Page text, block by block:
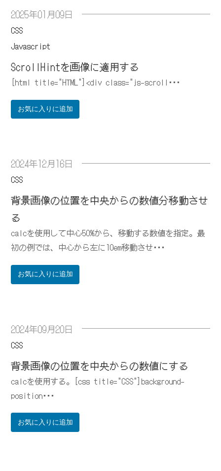
2025年01月09日
CSS
Javascript
ScrollHintを画像に適用する
[html title="HTML"]<div class="js-scroll･･･
お気に入りに追加
2024年12月16日
CSS
背景画像の位置を中央からの数値分移動させ
る
calcを使用して中心50%から、移動する数値を指定。最
初の例では、中心から左に10em移動させ･･･
お気に入りに追加
2024年09月20日
CSS
背景画像の位置を中央からの数値にする
calcを使用する。[css title="CSS"]background-
position･･･
お気に入りに追加